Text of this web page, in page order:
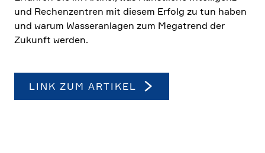
und Rechen­zen­tren mit diesem Erfolg zu tun haben
und warum Wasser­an­lagen zum Megatrend der
Zukunft werden.
LINK ZUM ARTIKEL